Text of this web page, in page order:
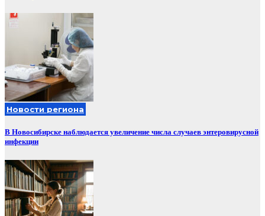
Новости региона
В Новосибирске наблюдается увеличение числа случаев энтеровирусной
инфекции